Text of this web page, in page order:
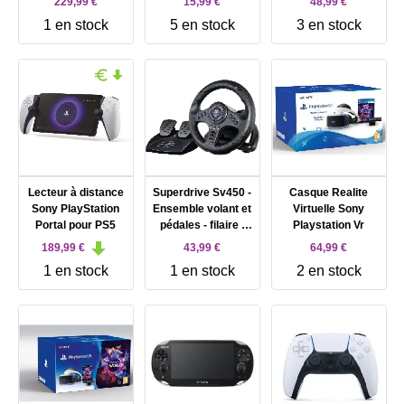
1 en stock 5 en stock 3 en stock
Lecteur à distance
Sony PlayStation
Portal pour PS5
189,99 €
1 en stock
Superdrive Sv450 -
Ensemble volant et
pédales - filaire -
pour PC, Microsoft
PlayStation 4,
Nintendo Switch,
Microsoft Xbox
Xbox Series X
43,99 €
1 en stock
Casque Realite
Virtuelle Sony
Playstation Vr
64,99 €
2 en stock